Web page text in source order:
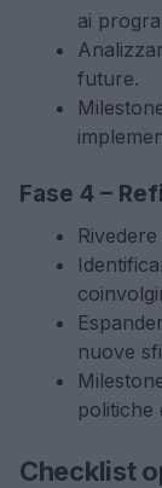
ai
future.
Fase 4 –
nuove
politiche
Checklist